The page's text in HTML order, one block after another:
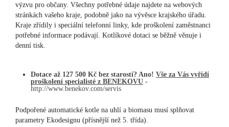
výzvu pro občany. Všechny potřebné údaje najdete na webových
stránkách vašeho kraje, podobně jako na vývěsce krajského úřadu.
Kraje zřídily i speciální telefonní linky, kde proškolení zaměstnanci
potřebné informace podávají. Kotlíkové dotaci se běžně věnuje i
denní tisk.
Dotace až 127 500 Kč bez starostí? Ano! Vše za Vás vyřídí
proškolení specialisté z BENEKOVU -
http://www.benekov.com/servis
Podpořené automatické kotle na uhlí a biomasu musí splňovat
parametry Ekodesignu (přísnější než 5. třída).